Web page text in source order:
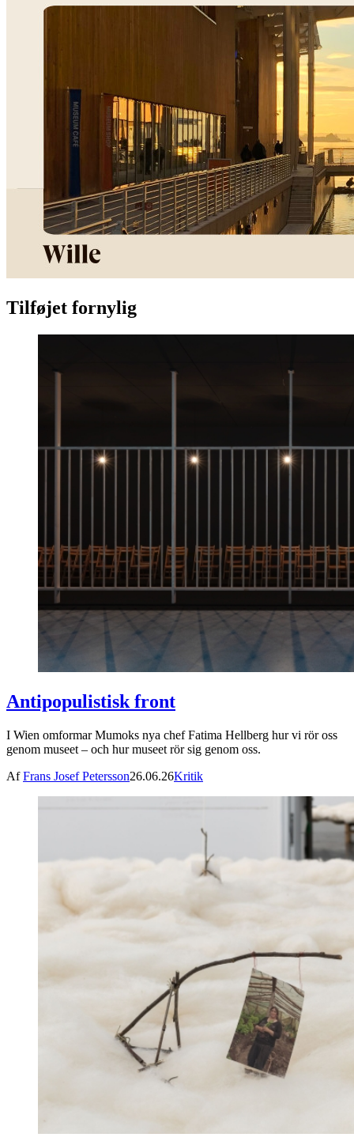
Tilføjet fornylig
Antipopulistisk front
I Wien omformar Mumoks nya chef Fatima Hellberg hur vi rör oss
genom museet – och hur museet rör sig genom oss.
AfFrans Josef Petersson26.06.26Kritik